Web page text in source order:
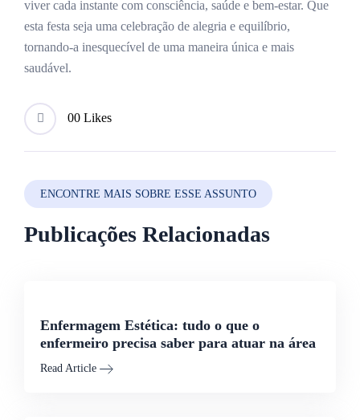
viver cada instante com consciência, saúde e bem-estar. Que
esta festa seja uma celebração de alegria e equilíbrio,
tornando-a inesquecível de uma maneira única e mais
saudável.
00 Likes
ENCONTRE MAIS SOBRE ESSE ASSUNTO
Publicações Relacionadas
Enfermagem Estética: tudo o que o
enfermeiro precisa saber para atuar na área
Read Article